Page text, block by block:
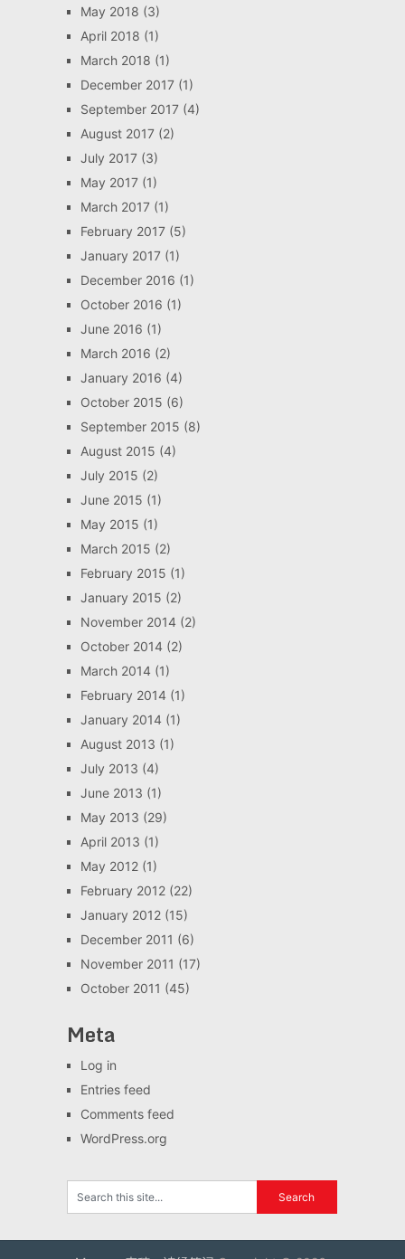
May 2018 (3)
April 2018 (1)
March 2018 (1)
December 2017(1)
September 2017(4)
August 2017(2)
July 2017(3)
May 2017(1)
March 2017(1)
February 2017(5)
January 2017(1)
December 2016 (1)
October 2016 (1)
June 2016 (1)
March 2016 (2)
January 2016 (4)
October 2015 (6)
September 2015 (8)
August 2015 (4)
July 2015 (2)
June 2015 (1)
May 2015 (1)
March 2015 (2)
February 2015 (1)
January 2015 (2)
November 2014(2)
October 2014(2)
March 2014(1)
February 2014(1)
January 2014(1)
August 2013 (1)
July 2013 (4)
June 2013 (1)
May 2013 (29)
April 2013 (1)
May 2012(1)
February 2012(22)
January 2012(15)
December 2011 (6)
November 2011 (17)
October 2011 (45)
Meta
Log in
Entries feed
Comments feed
WordPress.org